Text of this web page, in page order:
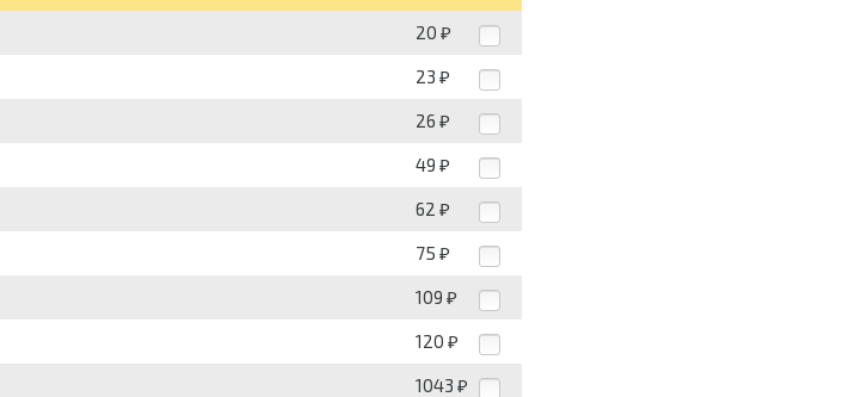
20 ₽
23 ₽
26 ₽
49 ₽
62 ₽
75 ₽
109 ₽
120 ₽
1043 ₽